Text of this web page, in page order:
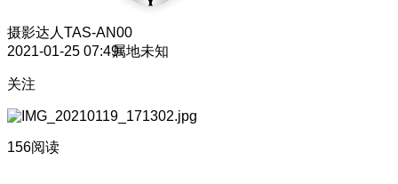
摄影达人 TAS-AN00
2021-01-25 07:49属地未知
关注
156阅读